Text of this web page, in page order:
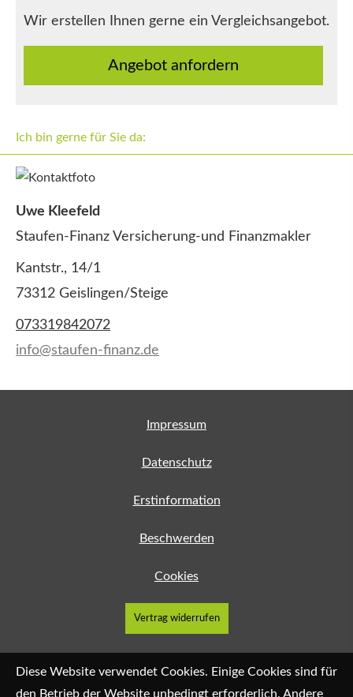
Wir erstellen Ihnen gerne ein Vergleichsangebot.
An­ge­bot an­for­dern
Ich bin gerne für Sie da:
Uwe Kleefeld
Staufen-Finanz Versicherung-und Finanzmakler
Kantstr., 14/1
73312 Geislingen/Steige
073319842072
info@staufen-finanz.de
Impressum
Datenschutz
Erstinformation
Beschwerden
Cookies
Vertrag widerrufen
Diese Website verwendet Cookies. Einige Cookies sind für
den Betrieb der Website unbedingt erforderlich. Andere